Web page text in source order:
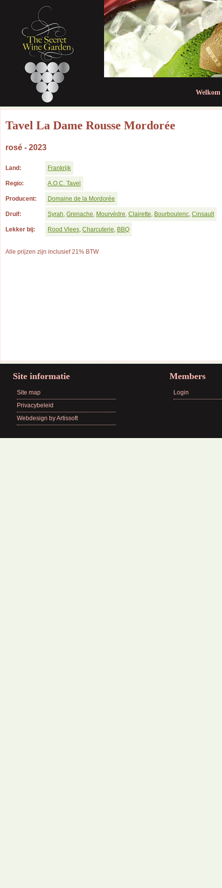
Welkom
Tavel La Dame Rousse Mordorée
rosé - 2023
Land: Frankrijk
Regio: A.O.C. Tavel
Producent: Domaine de la Mordorée
Druif: Syrah, Grenache, Mourvèdre, Clairette, Bourboulenc, Cinsault
Lekker bij: Rood Vlees, Charcuterie, BBQ
Alle prijzen zijn inclusief 21% BTW
Site informatie
Site map
Privacybeleid
Webdesign by Artissoft
Members
Login